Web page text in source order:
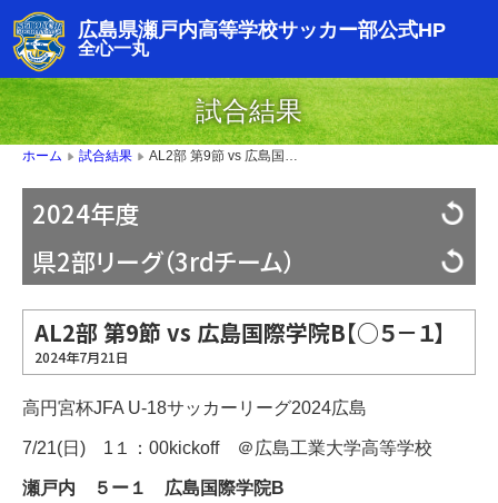
広島県瀬戸内高等学校サッカー部公式HP
全心一丸
試合結果
ホーム ▶ 試合結果 ▶
2024年度
県2部リーグ（3rdチーム）
AL2部 第9節 vs 広島国際学院B【○５－１】
2024年7月21日
高円宮杯JFA U-18サッカーリーグ2024広島
7/21(日) 1１：00kickoff ＠広島工業大学高等学校
瀬戸内 ５ー１ 広島国際学院B